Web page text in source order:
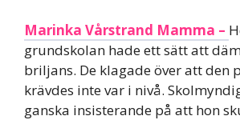
Marinka Vårstrand Mamma –
grundskolan hade ett sätt att
briljans. De klagade över att den
krävdes inte var i nivå.
ganska insisterande på att hon